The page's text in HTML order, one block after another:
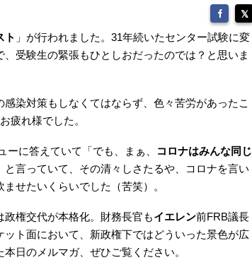
ト 」が行われました。31年続いたセンター試験に変
受験生の緊張もひとしおだったのでは？と思いま
染対策もしなくてはならず、色々苦労があったこ
疲れ様でした。
に答えていて「でも、まぁ、
コロナはみんな同じ
言っていて、その清々しさたるや、コロナを言い
せたいくらいでした（苦笑）。
権交代が本格化。財務長官もイエレン前FRB議長
ト面において、新政権下ではどういった景色が広
日のメルマガ、ぜひご覧ください。